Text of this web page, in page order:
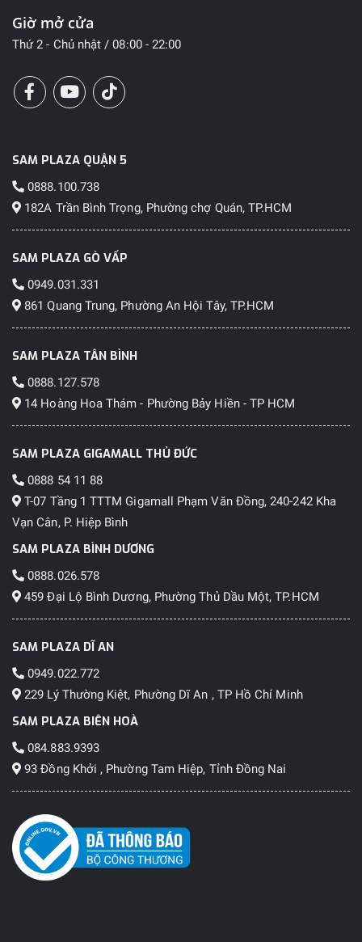
Giờ mở cửa
Thứ 2 - Chủ nhật / 08:00 - 22:00
SAM PLAZA QUẬN 5
0888.100.738
182A Trần Bình Trọng, Phường chợ Quán, TP.HCM
SAM PLAZA GÒ VẤP
0949.031.331
861 Quang Trung, Phường An Hội Tây, TP.HCM
SAM PLAZA TÂN BÌNH
0888.127.578
14 Hoàng Hoa Thám - Phường Bảy Hiền - TP HCM
SAM PLAZA GIGAMALL THỦ ĐỨC
0888 54 11 88
T-07 Tầng 1 TTTM Gigamall Phạm Văn Đồng, 240-242 Kha
Vạn Cân, P. Hiệp Bình
SAM PLAZA BÌNH DƯƠNG
0888.026.578
459 Đại Lộ Bình Dương, Phường Thủ Dầu Một, TP.HCM
SAM PLAZA DĨ AN
0949.022.772
229 Lý Thường Kiệt, Phường Dĩ An , TP Hồ Chí Minh
SAM PLAZA BIÊN HOÀ
084.883.9393
93 Đồng Khởi , Phường Tam Hiệp, Tỉnh Đồng Nai